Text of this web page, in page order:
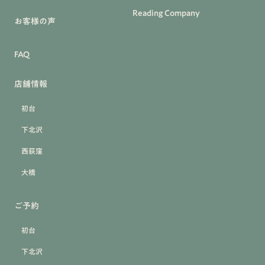
お客様の声
FAQ
店舗情報
初台
下北沢
西荻窪
大橋
ご予約
初台
下北沢
Reading Company